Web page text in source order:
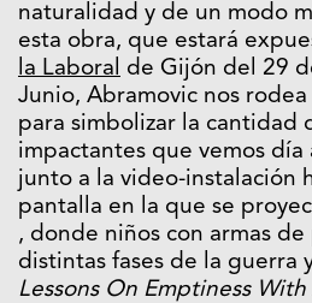
naturalidad y de un modo
esta obra, que estará
la Laboral de Gijón del 29
Junio, Abramovic nos
para simbolizar la cantidad
impactantes que vemos día
junto a la video-instalación
pantalla en la que se
, donde niños con armas
distintas fases de la guerra
Lessons On Emptiness